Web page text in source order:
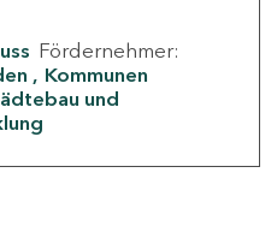
Fördernehmer:
Kommunen
und